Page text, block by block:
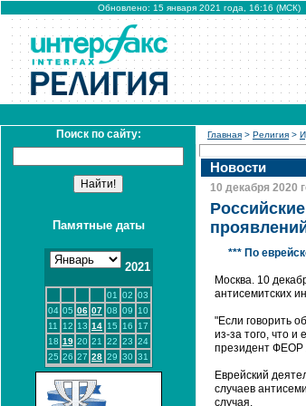
Обновлено: 15 января 2021 года, 16:16 (МСК)
Поиск по сайту:
Памятные даты
2021
01 02 03
04 05 06 07 08 09
10
11
12 13 14 15 16
17
18 19 20 21 22 23 24
25 26 27 28 29 30 31
Главная > Религия >
Новости
10 декабря 2020
*** По
Москва. 10
антисемитских
"Если говорить
из-за того, что
президент ФЕОР
Еврейский
случаев
случая.